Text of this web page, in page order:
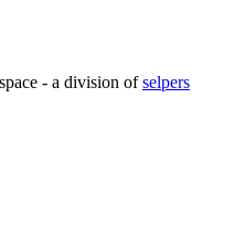
- a division ofselpers